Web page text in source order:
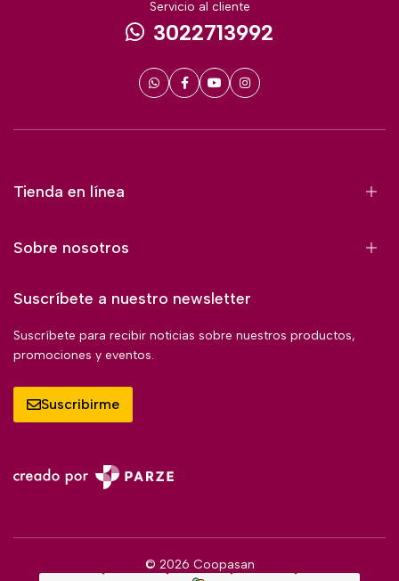
Servicio al cliente
3022713992
Tienda en línea
Sobre nosotros
Suscríbete a nuestro newsletter
Suscríbete para recibir noticias sobre nuestros productos,
promociones y eventos.
Suscribirme
© 2026 Coopasan